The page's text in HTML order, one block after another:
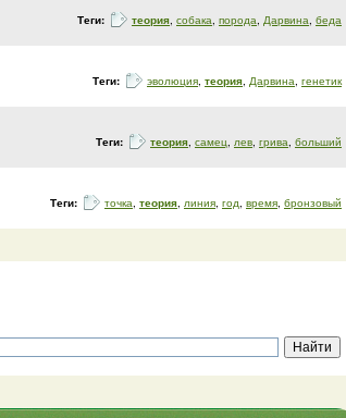
Теги: теория, собака, порода, Дарвина, беда
Теги: эволюция, теория, Дарвина, генетик
Теги: теория, самец, лев, грива, больший
Теги: точка, теория, линия, год, время, бронзовый